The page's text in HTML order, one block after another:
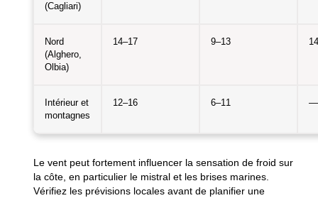
(Cagliari)
Nord
(Alghero,
Olbia)
14–17 9–13
Intérieur et
montagnes
12–16 6–11 —
Le vent peut fortement influencer la sensation de froid sur
la côte, en particulier le mistral et les brises marines.
Vérifiez les prévisions locales avant de planifier une